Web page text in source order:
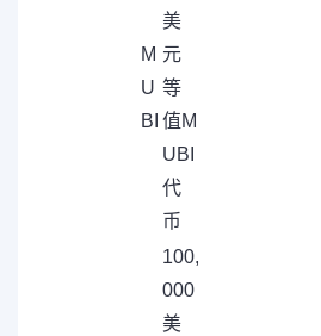
M
U
BI
美
元
等
值M
UBI
代
币
100,
000
美